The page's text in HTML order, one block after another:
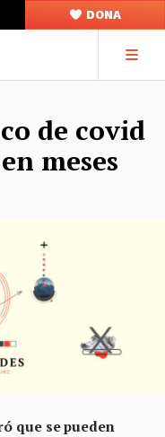
DONA
de covid
meses
que se pueden